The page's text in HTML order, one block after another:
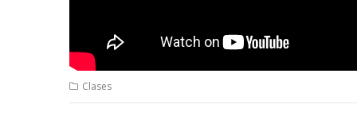
Clases